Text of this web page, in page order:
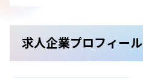
求人企業プロフィール